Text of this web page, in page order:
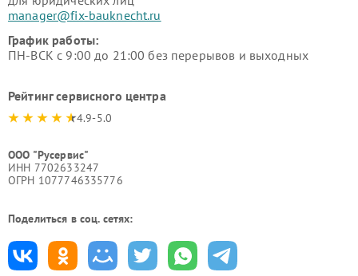
manager@fix-bauknecht.ru
График работы:
ПН-ВСК с 9:00 до 21:00 без перерывов и выходных
Рейтинг сервисного центра
4.9-5.0
ООО "Русервис"
ИНН 7702633247
ОГРН 1077746335776
Поделиться в соц. сетях: